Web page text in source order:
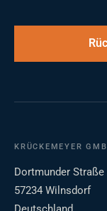
KRÜCKEMEYER
Dortmunder Straße
57234 Wilnsdorf